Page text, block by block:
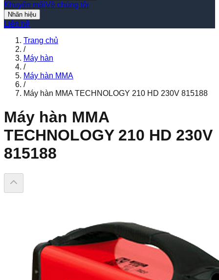
Khuyến mãiVề chúng tôi
Nhãn hiệu
Liên hệ
Trang chủ
/
Máy hàn
/
Máy hàn MMA
/
Máy hàn MMA TECHNOLOGY 210 HD 230V 815188
Máy hàn MMA
TECHNOLOGY 210 HD 230V
815188